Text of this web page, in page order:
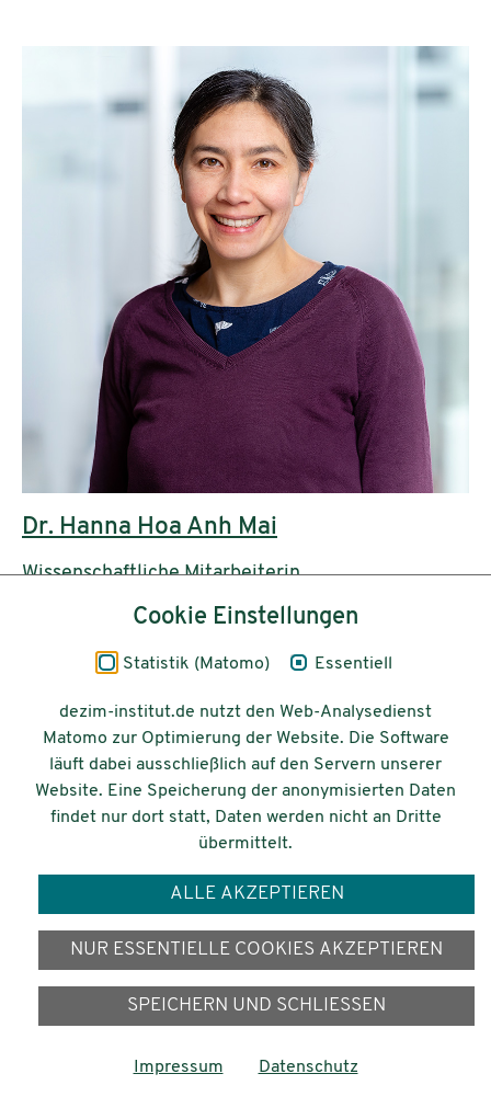
Dr. Hanna Hoa Anh Mai
Wissenschaftliche Mitarbeiterin
E-Mail senden
1 2 3
Bleiben Sie mit uns in
Kontakt
Abonnieren Sie unsere
Cookie Einstellungen
Statistik (Matomo) Essentiell
dezim-institut.de nutzt den Web-Analysedienst
Matomo zur Optimierung der Website. Die Software
läuft dabei ausschließlich auf den Servern unserer
Website. Eine Speicherung der anonymisierten Daten
findet nur dort statt, Daten werden nicht an Dritte
übermittelt.
ALLE AKZEPTIEREN
NUR ESSENTIELLE COOKIES AKZEPTIEREN
SPEICHERN UND SCHLIESSEN
Impressum Datenschutz